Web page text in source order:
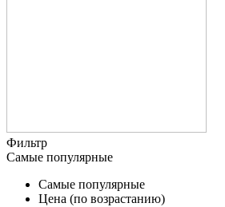
Фильтр
Самые популярные
Самые популярные
Цена (по возрастанию)